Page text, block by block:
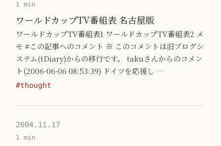
1 min
ワールドカップTV番組表 名古屋版
ワールドカップTV番組表1 ワールドカップTV番組表2 メ
モ #この記事へのコメント ※ このコメントは旧ブログシ
ステム(tDiary)からの移行です。 takuさんからのコメン
ト(2006-06-06 08:53:39) ドイツを応援し …
#thought
2004.11.17
1 min